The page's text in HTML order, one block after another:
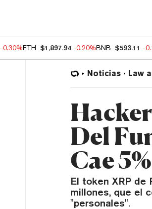
-0.30%ETH $1,897.94 -0.20%BNB $593.11 -
Noticias Law
Del
Cae 5%
El token XRP de
millones, que el
"personales".